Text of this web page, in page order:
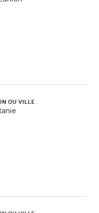
site non conforme
et
/ ARIA /
main, nav, h1-
label, role, aria-hidden,
OU VILLE